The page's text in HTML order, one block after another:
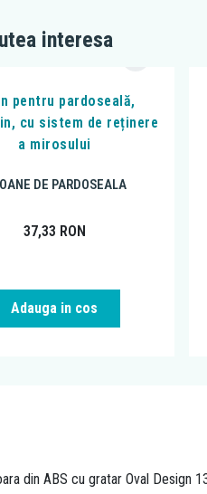
interesa
pentru pardoseală,
cu sistem de reținere
a mirosului
DE PARDOSEALA
37,33 RON
Adauga in cos
din ABS cu gratar Oval Design